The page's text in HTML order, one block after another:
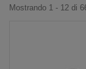
Mostrando 1 - 12 di